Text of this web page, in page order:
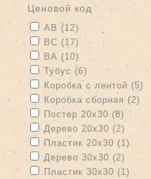
Ценовой код
Apply АВ filter
АВ (12)
Apply ВС filter
ВС (17) Apply ВС filter
Apply ВА filter
ВА (10)
Apply Тубус filter
Тубус (6) Apply Тубус
Apply Коробка с лентой
Коробка с лентой (5)
Apply Коробка сборная
Коробка сборная (2)
Apply Постер 20х30 filter
Постер 20х30 (8)
Apply Дерево 20х30 filter
Дерево 20х30 (2)
Apply Пластик 20х30 filter
Пластик 20х30 (1)
Apply Дерево 30х30 filter
Дерево 30х30 (2)
Apply Пластик 30х30 filter
Пластик 30х30 (1)